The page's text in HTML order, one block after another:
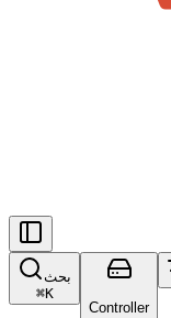
بحث
⌘K
Controller